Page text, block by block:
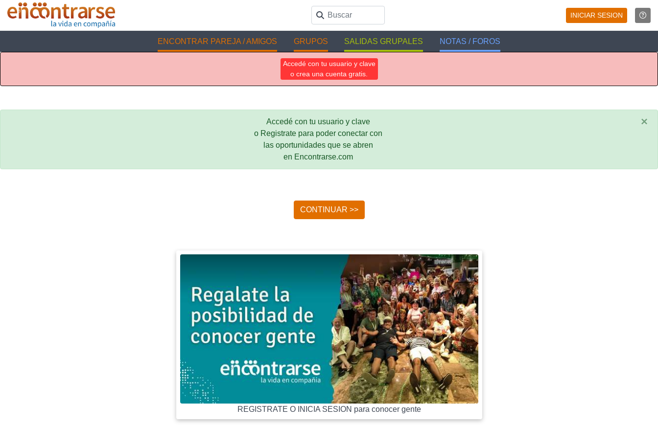
INICIAR SESION
ENCONTRAR PAREJA / AMIGOS GRUPOS SALIDAS GRUPALES NOTAS / FOROS
Accedé con tu usuario y clave
o crea una cuenta gratis.
Accedé con tu usuario y clave
o Registrate para poder conectar con
las oportunidades que se abren
en Encontrarse.com
×
CONTINUAR >>
REGISTRATE O INICIA SESION para conocer gente